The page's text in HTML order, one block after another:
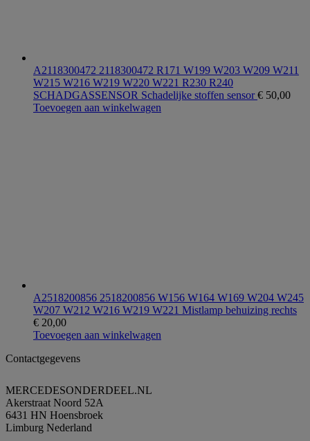
A2118300472 2118300472 R171 W199 W203 W209 W211
W215 W216 W219 W220 W221 R230 R240
SCHADGASSENSOR Schadelijke stoffen sensor€ 50,00
Toevoegen aan winkelwagen
A2518200856 2518200856 W156 W164 W169 W204 W245
W207 W212 W216 W219 W221 Mistlamp behuizing rechts
€ 20,00
Toevoegen aan winkelwagen
Contactgegevens
MERCEDESONDERDEEL.NL
Akerstraat Noord 52A
6431 HN Hoensbroek
Limburg Nederland